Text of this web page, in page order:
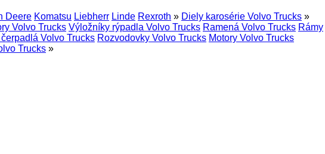
Deere Komatsu Liebherr Linde Rexroth » Diely karosérie Volvo Trucks »
Volvo Trucks Výložníky rýpadla Volvo Trucks Ramená Volvo Trucks Rámy
Volvo Trucks Rozvodovky Volvo Trucks Motory Volvo Trucks
Trucks »